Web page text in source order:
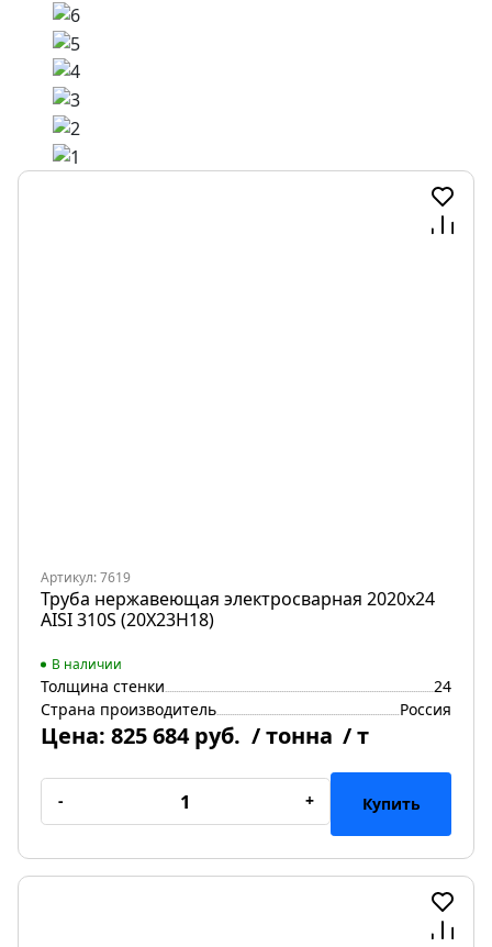
Артикул: 7619
Труба нержавеющая электросварная 2020х24
AISI 310S (20Х23Н18)
В наличии
Толщина стенки
24
Страна производитель
Россия
Цена: 825 684 руб. / тонна / т
- + Купить